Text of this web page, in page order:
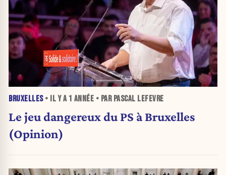
BRUXELLES• IL Y A 1 ANNÉE • PAR PASCAL LEFEVRE
Le jeu dangereux du PS à Bruxelles
(Opinion)